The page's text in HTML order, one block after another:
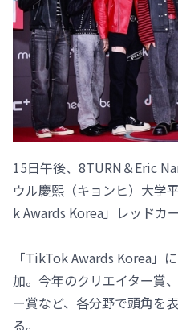
15日午後、8TURN＆Eric
ウル慶煕（キョンヒ）大学
k Awards Korea」レッドカ
「TikTok Awards Korea」
加。今年のクリエイター賞
ー賞など、各分野で頭角を
る。